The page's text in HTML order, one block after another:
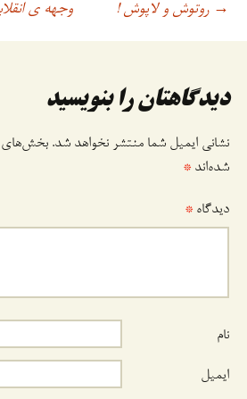
ناوبری
نوشته
→ روتوش و لاپوش ! وجهه ی
دیدگاهتان را بنویسید
نشانی ایمیل شما منتشر نخواهد شد. بخش‌های
شده‌اند *
دیدگاه *
نام
ایمیل